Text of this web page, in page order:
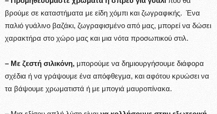
βρούμε σε καταστήματα με είδη χόμπι και ζωγραφικής. Ένα
παλιό γυάλινο βαζάκι, ζωγραφισμένο από μας, μπορεί να δώσει
χαρακτήρα στο χώρο μας και μια νότα προσωπικού στιλ.
– Με ζεστή σιλικόνη, μπορούμε να δημιουργήσουμε διάφορα
σχέδια ή να γράψουμε ένα απόφθεγμα, και αφότου κρυώσει να
τα βάψουμε χρωματιστά ή με μπογιά μαυροπίνακα.